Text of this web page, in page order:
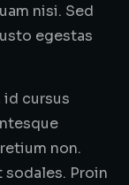
nisi. Sed
egestas
id cursus
non.
Proin